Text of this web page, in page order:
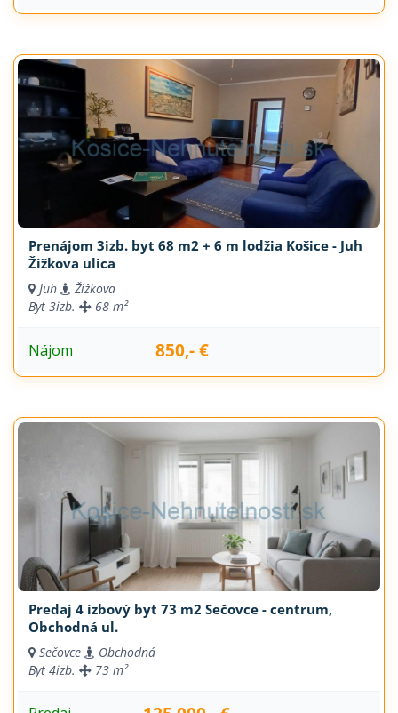
Prenájom 3izb. byt 68 m2 + 6 m lodžia Košice - Juh
Žižkova ulica
Juh
Žižkova
Byt 3izb. 68 m²
Nájom 850,- €
Predaj 4 izbový byt 73 m2 Sečovce - centrum,
Obchodná ul.
Sečovce
Obchodná
Byt 4izb. 73 m²